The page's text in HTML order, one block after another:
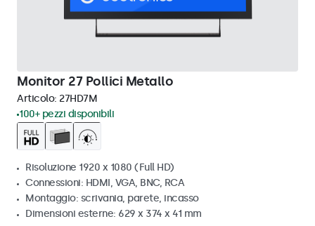
Monitor 27 Pollici Metallo
Articolo: 27HD7M
100+ pezzi disponibili
Risoluzione 1920 x 1080 (Full HD)
Connessioni: HDMI, VGA, BNC, RCA
Montaggio: scrivania, parete, incasso
Dimensioni esterne: 629 x 374 x 41 mm